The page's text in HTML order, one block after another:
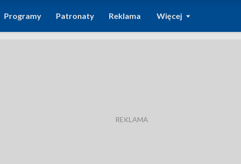
Programy Patronaty Reklama Więcej